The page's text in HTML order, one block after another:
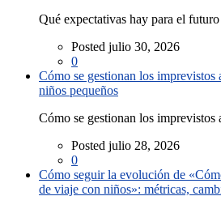
Qué expectativas hay para el
Posted julio 30, 2026
0
Cómo se gestionan los
niños pequeños
Cómo se gestionan los
Posted julio 28, 2026
0
Cómo seguir la evolución de
de viaje con niños»: métricas,